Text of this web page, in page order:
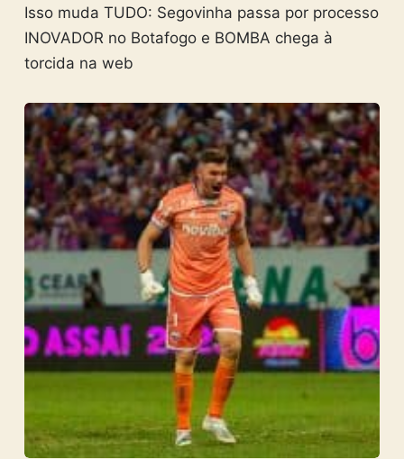
Isso muda TUDO: Segovinha passa por processo
INOVADOR no Botafogo e BOMBA chega à
torcida na web